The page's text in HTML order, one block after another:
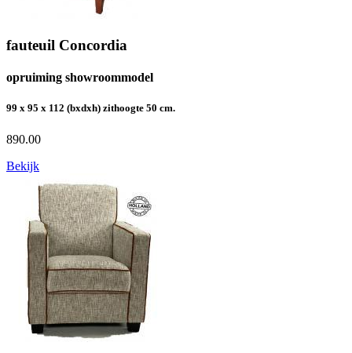
fauteuil Concordia
opruiming showroommodel
99 x 95 x 112 (bxdxh) zithoogte 50 cm.
890.00
Bekijk